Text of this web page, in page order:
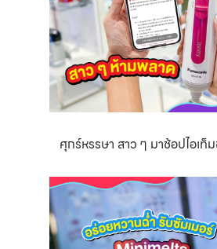
ศุกร์หรรษา สาว ๆ มาช้อปไอเท็